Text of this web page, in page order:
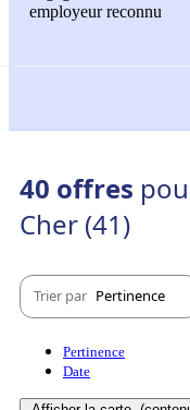
employeur reconnu
40 offres
Cher (41)
Trier par Pertinence
Pertinence
Date